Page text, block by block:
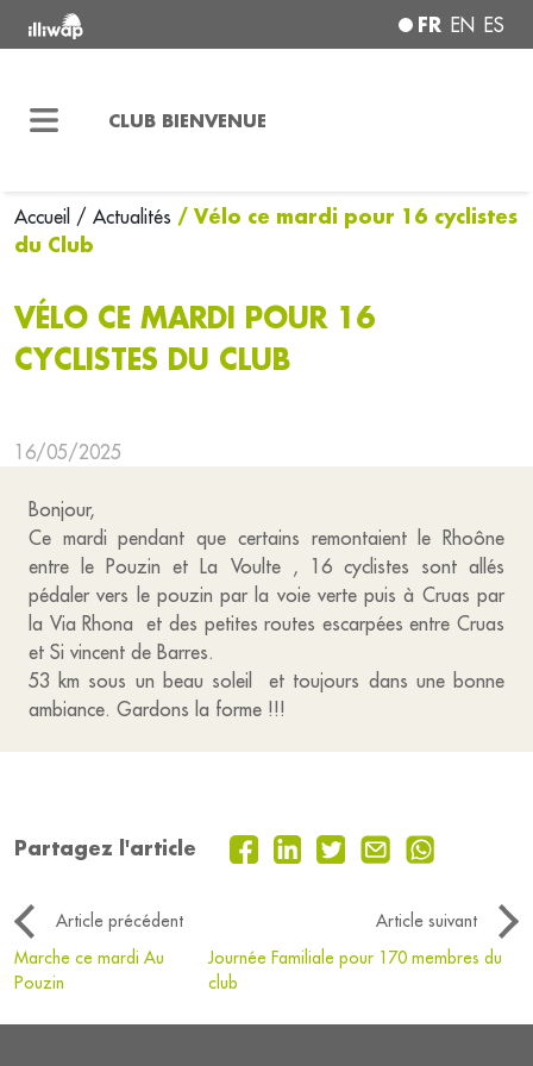
FR EN ES
CLUB BIENVENUE
Accueil / Actualités / Vélo ce mardi pour 16 cyclistes
du Club
VÉLO CE MARDI POUR 16
CYCLISTES DU CLUB
16/05/2025
Bonjour,
Ce mardi pendant que certains remontaient le Rhoône
entre le Pouzin et La Voulte , 16 cyclistes sont allés
pédaler vers le pouzin par la voie verte puis à Cruas par
la Via Rhona et des petites routes escarpées entre Cruas
et Si vincent de Barres.
53 km sous un beau soleil et toujours dans une bonne
ambiance. Gardons la forme !!!
Partagez l'article
Article précédent
Article suivant
Marche ce mardi Au
Pouzin
Journée Familiale pour 170 membres du
club